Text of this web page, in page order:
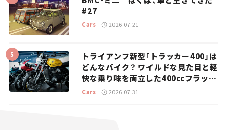
#27
Cars 2026.07.21
トライアンフ新型「トラッカー400」は
どんなバイク？ ワイルドな見た目と軽
快な乗り味を両立した400ccフラット
トラッカー【試乗レビュー】
Cars 2026.07.31